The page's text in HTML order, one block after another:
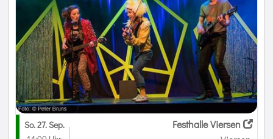
So. 27. Sep.
Festhalle Viersen